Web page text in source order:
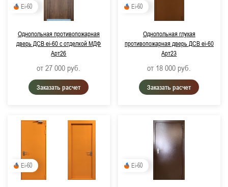
Ei-60
Однопольная противопожарная
дверь ДСВ ei-60 с отделкой МДФ
Арт26
от 27 000 руб.
Заказать расчет
Ei-60
Однопольная глухая
противопожарная дверь ДСВ ei-60
Арт23
от 18 000 руб.
Заказать расчет
Ei-60 Ei-60